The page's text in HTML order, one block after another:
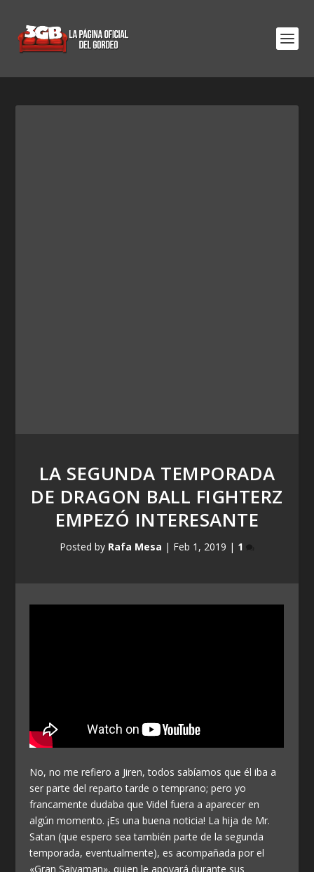
LA SEGUNDA TEMPORADA
DE DRAGON BALL FIGHTERZ
EMPEZÓ INTERESANTE
Posted by Rafa Mesa | Feb 1, 2019 | 1
No, no me refiero a Jiren, todos sabíamos que él iba a
ser parte del reparto tarde o temprano; pero yo
francamente dudaba que Videl fuera a aparecer en
algún momento. ¡Es una buena noticia! La hija de Mr.
Satan (que espero sea también parte de la segunda
temporada, eventualmente), es acompañada por el
«Gran Saiyaman», quien le apoyará durante sus